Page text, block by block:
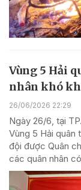
Vùng 5 Hải
nhân khó
26/06/2026 22:29
Ngày 26/6, tại
Vùng 5 Hải quân
đội được Quân
các quân nhân